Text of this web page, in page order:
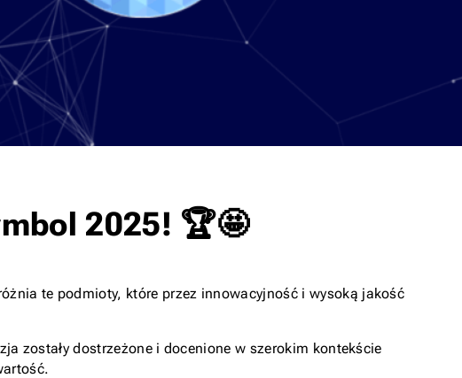
2025! 🏆🤩
te podmioty, które przez innowacyjność i wysoką jakość
zostały dostrzeżone i docenione w szerokim kontekście